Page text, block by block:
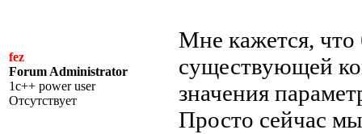
fez
Forum Administrator
1c++ power user
Отсутствует
Мне кажется, что
существующей
значения
Просто сейчас